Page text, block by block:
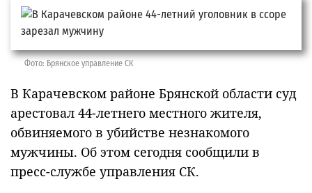
Фото: Брянское управление СК
В Карачевском районе Брянской области суд
арестовал 44-летнего местного жителя,
обвиняемого в убийстве незнакомого
мужчины. Об этом сегодня сообщили в
пресс-службе управления СК.